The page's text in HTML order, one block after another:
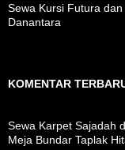
Sewa Kursi Futura
Danantara
KOMENTAR
Sewa Karpet Sajadah
Meja Bundar Taplak